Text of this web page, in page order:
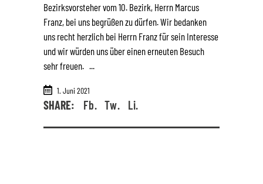
Bezirksvorsteher vom 10. Bezirk, Herrn Marcus
Franz, bei uns begrüßen zu dürfen. Wir bedanken
uns recht herzlich bei Herrn Franz für sein Interesse
und wir würden uns über einen erneuten Besuch
sehr freuen.
1. Juni 2021
SHARE: Fb. Tw. Li.